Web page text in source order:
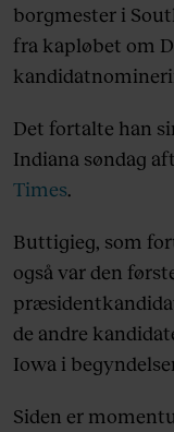
borgmester i
fra kapløbet om
Det fortalte han
Indiana søndag
Times.
Buttigieg, som
også var den
de andre
Iowa i
Siden er